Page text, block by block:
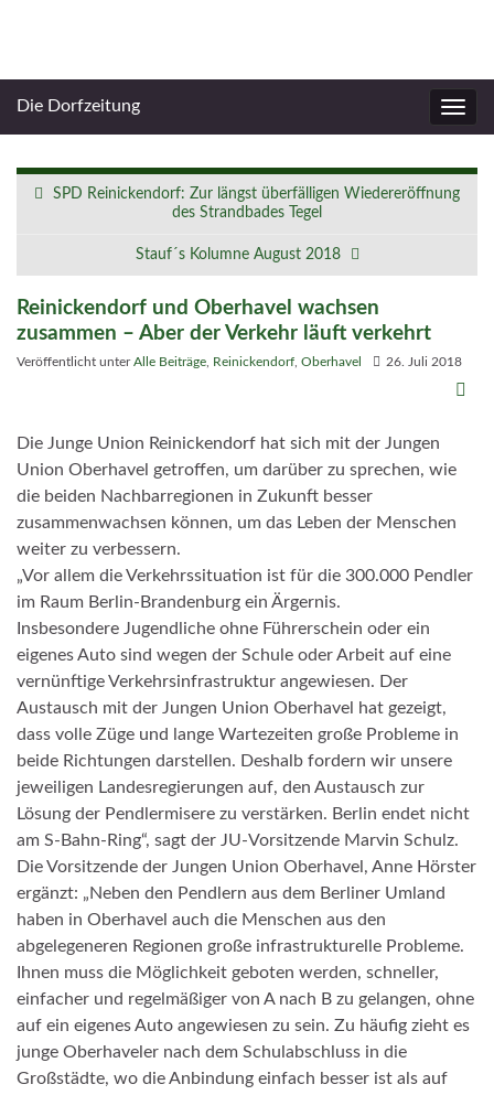
Die Dorfzeitung
SPD Reinickendorf: Zur längst überfälligen Wiedereröffnung
des Strandbades Tegel
Stauf´s Kolumne August 2018
Reinickendorf und Oberhavel wachsen
zusammen – Aber der Verkehr läuft verkehrt
Veröffentlicht unterAlle Beiträge Reinickendorf Oberhavel 26. Juli 2018
Die Junge Union Reinickendorf hat sich mit der Jungen
Union Oberhavel getroffen, um darüber zu sprechen, wie
die beiden Nachbarregionen in Zukunft besser
zusammenwachsen können, um das Leben der Menschen
weiter zu verbessern.
„Vor allem die Verkehrssituation ist für die 300.000 Pendler
im Raum Berlin-Brandenburg ein Ärgernis.
Insbesondere Jugendliche ohne Führerschein oder ein
eigenes Auto sind wegen der Schule oder Arbeit auf eine
vernünftige Verkehrsinfrastruktur angewiesen. Der
Austausch mit der Jungen Union Oberhavel hat gezeigt,
dass volle Züge und lange Wartezeiten große Probleme in
beide Richtungen darstellen. Deshalb fordern wir unsere
jeweiligen Landesregierungen auf, den Austausch zur
Lösung der Pendlermisere zu verstärken. Berlin endet nicht
am S-Bahn-Ring“, sagt der JU-Vorsitzende Marvin Schulz.
Die Vorsitzende der Jungen Union Oberhavel, Anne Hörster
ergänzt: „Neben den Pendlern aus dem Berliner Umland
haben in Oberhavel auch die Menschen aus den
abgelegeneren Regionen große infrastrukturelle Probleme.
Ihnen muss die Möglichkeit geboten werden, schneller,
einfacher und regelmäßiger von A nach B zu gelangen, ohne
auf ein eigenes Auto angewiesen zu sein. Zu häufig zieht es
junge Oberhaveler nach dem Schulabschluss in die
Großstädte, wo die Anbindung einfach besser ist als auf